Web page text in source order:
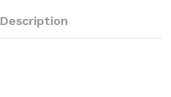
Description